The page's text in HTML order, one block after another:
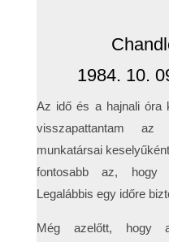
1984. 10.
Az idő és a hajnali óra
visszapattantam
munkatársai
fontosabb az, hogy
Legalábbis egy időre
Még azelőtt, hogy